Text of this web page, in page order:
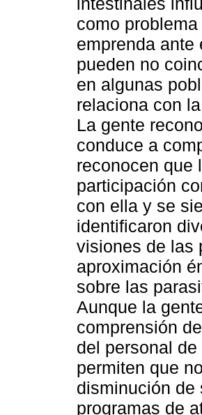
como
emprenda
pueden no
en algunas
relaciona con
La gente
conduce a
reconocen que
participación
con ella y se
identificaron
visiones de las
aproximación
sobre las
Aunque la
comprensión
del personal
permiten que
disminución de
programas de